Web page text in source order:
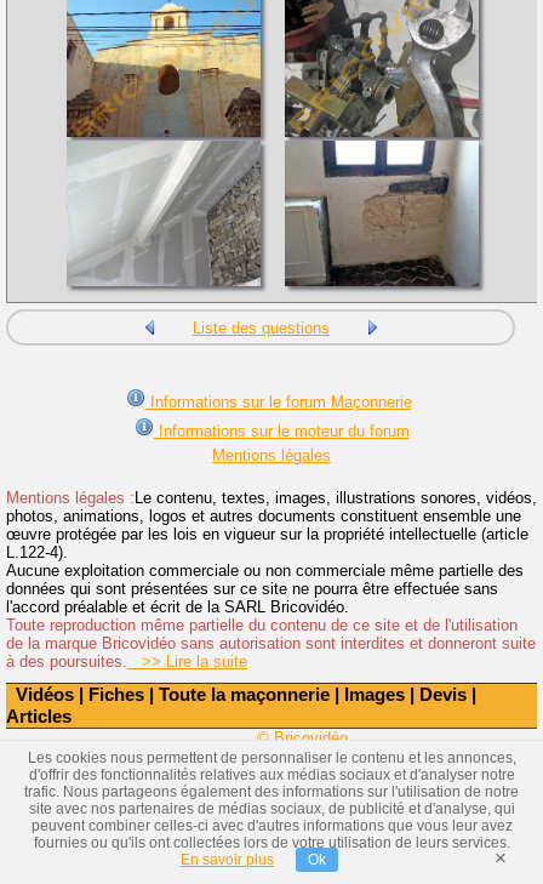
Vidéos | Fiches | Toute la maçonnerie | Images | Devis |
Articles
Liste des questions
Informations sur le forum Maçonnerie
Informations sur le moteur du forum
Mentions légales
Mentions légales : Le contenu, textes, images, illustrations sonores, vidéos,
photos, animations, logos et autres documents constituent ensemble une
œuvre protégée par les lois en vigueur sur la propriété intellectuelle (article
L.122-4).
Aucune exploitation commerciale ou non commerciale même partielle des
données qui sont présentées sur ce site ne pourra être effectuée sans
l'accord préalable et écrit de la SARL Bricovidéo.
Toute reproduction même partielle du contenu de ce site et de l'utilisation
de la marque Bricovidéo sans autorisation sont interdites et donneront suite
à des poursuites. >> Lire la suite
© Bricovidéo
Les cookies nous permettent de personnaliser le contenu et les annonces,
d'offrir des fonctionnalités relatives aux médias sociaux et d'analyser notre
trafic. Nous partageons également des informations sur l'utilisation de notre
site avec nos partenaires de médias sociaux, de publicité et d'analyse, qui
peuvent combiner celles-ci avec d'autres informations que vous leur avez
fournies ou qu'ils ont collectées lors de votre utilisation de leurs services.
En savoir plus
Ok ×